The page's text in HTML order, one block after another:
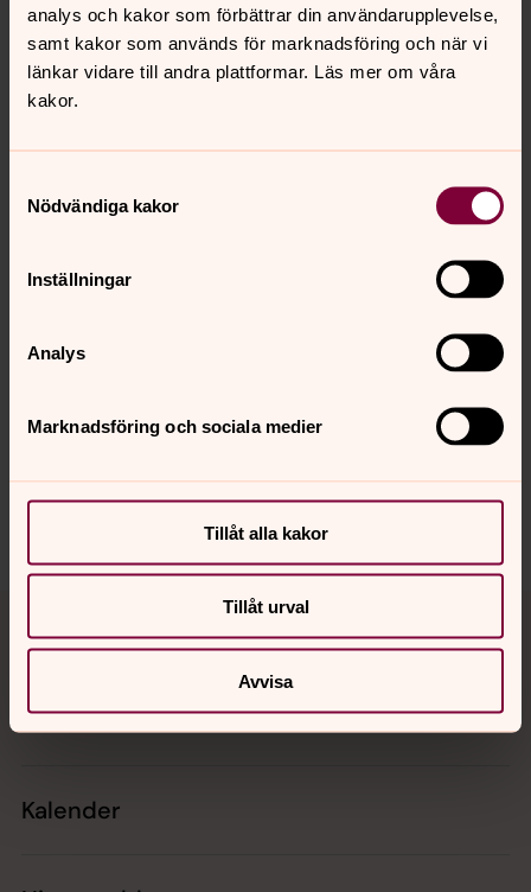
analys och kakor som förbättrar din användarupplevelse,
samt kakor som används för marknadsföring och när vi
länkar vidare till andra plattformar. Läs mer om våra
kakor.
Nödvändiga kakor
Inställningar
Analys
Marknadsföring och sociala medier
Tillåt alla kakor
Tillåt urval
Avvisa
Synpunkter eller frågor på sidans
atvids.forsamling@svenskakyrkan.se
Kontakt
Kalender